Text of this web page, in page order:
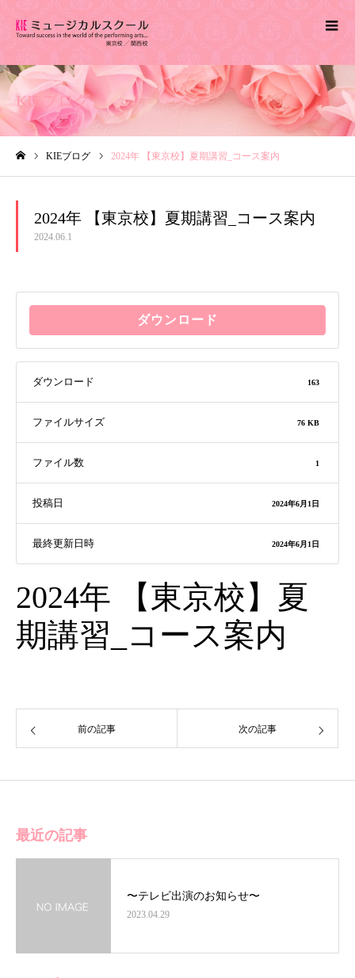
KIEブログ
KIEブログ 2024年 【東京校】夏期講習_コース案内
2024年 【東京校】夏期講習_コース案内
2024.06.1
ダウンロード
ダウンロード 163
ファイルサイズ 76 KB
ファイル数 1
投稿日 2024年6月1日
最終更新日時 2024年6月1日
2024年 【東京校】夏
期講習_コース案内
前の記事 次の記事
最近の記事
〜テレビ出演のお知らせ〜
2023.04.29